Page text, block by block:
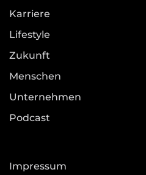
Karriere
Lifestyle
Zukunft
Menschen
Unternehmen
Podcast
Impressum